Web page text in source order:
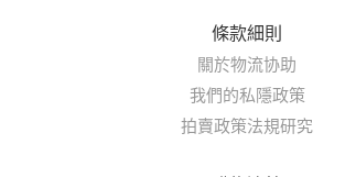
條款細則
關於物流协助
我們的私隱政策
拍賣政策法規研究